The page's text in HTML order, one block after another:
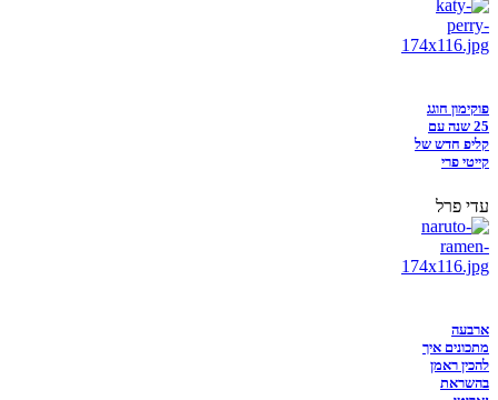
פוקימון חוגג
25 שנה עם
קליפ חדש של
קייטי פרי
עדי פרל
ארבעה
מתכונים איך
להכין ראמן
בהשראת